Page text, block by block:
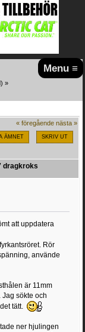
Menu ≡
) »
« föregående nästa »
ÄMNET SKRIV UT
dragkroks
att uppdatera
Rör
använde
är 11mm
sökte och
tätt.
ner hjulingen